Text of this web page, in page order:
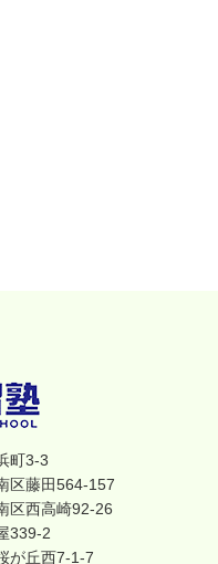
町3-3
区藤田564-157
区西高崎92-26
339-2
が丘西7-1-7